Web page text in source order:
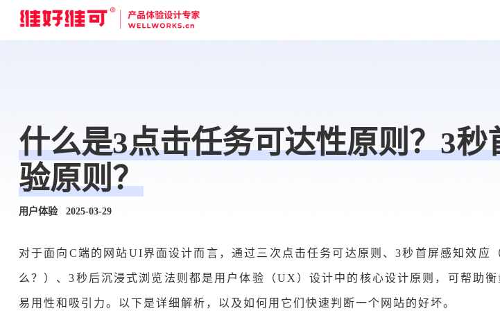
什么是3点击任务可达性原则？3
验原则？
用户体验 2025-03-29
对于面向C端的网站UI界面设计而言 ，通过三次点击任务可达原则、3秒首屏感知效应
么？）、3秒后沉浸式浏览法则都是用户体验（UX）设计中的核心设计原则，可帮助衡
易用性和吸引力。以下是详细解析，以及如何用它们快速判断一个网站的好坏。